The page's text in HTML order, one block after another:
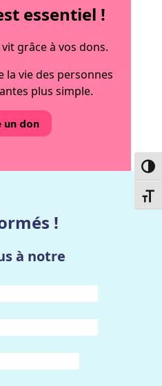
essentiel !
grâce à vos dons.
la vie des personnes
plus simple.
un don
!
à notre